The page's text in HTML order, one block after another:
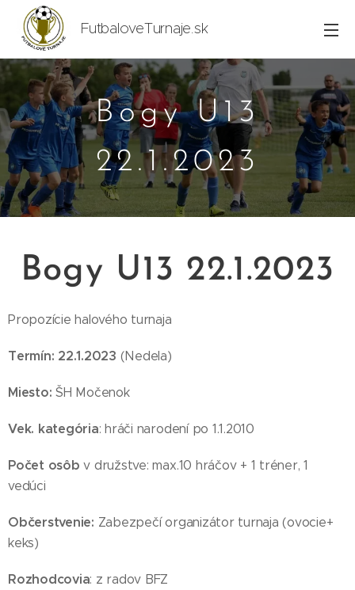
FutbaloveTurnaje.sk
Bogy U13
22.1.2023
Bogy U13 22.1.2023
Propozície halového turnaja
Termín: 22.1.2023 (Nedela)
Miesto: ŠH Močenok
Vek. kategória: hráči narodení po 1.1.2010
Počet osôb v družstve: max.10 hráčov + 1 tréner, 1
vedúci
Občerstvenie: Zabezpečí organizátor turnaja (ovocie+
keks)
Rozhodcovia: z radov BFZ